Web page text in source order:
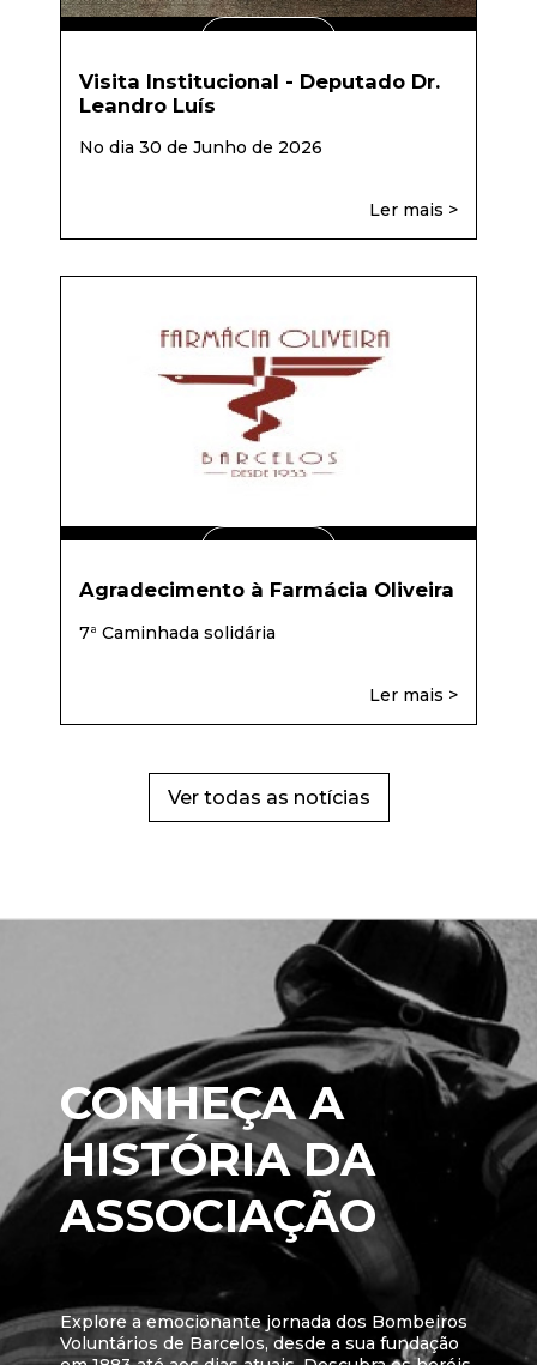
Visita Institucional - Deputado Dr.
Leandro Luís
No dia 30 de Junho de 2026
Ler mais >
Agradecimento à Farmácia Oliveira
7ª Caminhada solidária
Ler mais >
Ver todas as notícias
CONHEÇA A
HISTÓRIA DA
ASSOCIAÇÃO
Explore a emocionante jornada dos Bombeiros
Voluntários de Barcelos, desde a sua fundação